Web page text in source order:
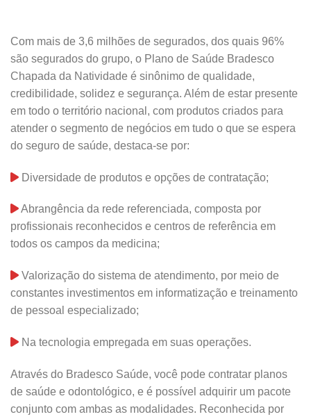
Com mais de 3,6 milhões de segurados, dos quais 96%
são segurados do grupo, o Plano de Saúde Bradesco
Chapada da Natividade é sinônimo de qualidade,
credibilidade, solidez e segurança. Além de estar presente
em todo o território nacional, com produtos criados para
atender o segmento de negócios em tudo o que se espera
do seguro de saúde, destaca-se por:
Diversidade de produtos e opções de contratação;
Abrangência da rede referenciada, composta por
profissionais reconhecidos e centros de referência em
todos os campos da medicina;
Valorização do sistema de atendimento, por meio de
constantes investimentos em informatização e treinamento
de pessoal especializado;
Na tecnologia empregada em suas operações.
Através do Bradesco Saúde, você pode contratar planos
de saúde e odontológico, e é possível adquirir um pacote
conjunto com ambas as modalidades. Reconhecida por